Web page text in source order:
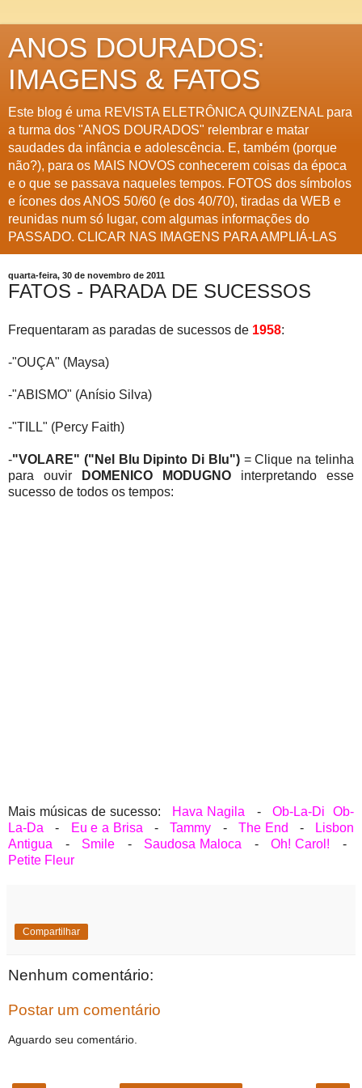
ANOS DOURADOS:
IMAGENS & FATOS
Este blog é uma REVISTA ELETRÔNICA QUINZENAL para
a turma dos "ANOS DOURADOS" relembrar e matar
saudades da infância e adolescência. E, também (porque
não?), para os MAIS NOVOS conhecerem coisas da época
e o que se passava naqueles tempos. FOTOS dos símbolos
e ícones dos ANOS 50/60 (e dos 40/70), tiradas da WEB e
reunidas num só lugar, com algumas informações do
PASSADO. CLICAR NAS IMAGENS PARA AMPLIÁ-LAS
quarta-feira, 30 de novembro de 2011
FATOS - PARADA DE SUCESSOS
Frequentaram as paradas de sucessos de 1958:
-"OUÇA" (Maysa)
-"ABISMO" (Anísio Silva)
-"TILL" (Percy Faith)
-"VOLARE" ("Nel Blu Dipinto Di Blu")= Clique na telinha
para ouvir
DOMENICO MODUGNO interpretando esse
sucesso de todos os tempos:
Mais músicas de sucesso: Hava Nagila -Ob-La-Di Ob-
La-Da - Eu e a Brisa -Tammy - The End -
Lisbon
Antigua - Smile - Saudosa Maloca -Oh! Carol! -
Petite Fleur
Compartilhar
Nenhum comentário:
Postar um comentário
Aguardo seu comentário.